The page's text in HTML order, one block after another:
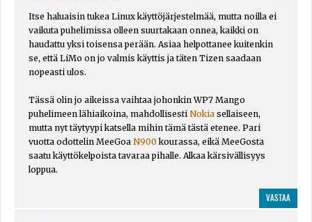
Itse haluaisin tukea Linux käyttöjärjestelmää, mutta noilla ei
vaikuta puhelimissa olleen suurtakaan onnea, kaikki on
haudattu yksi toisensa perään. Asiaa helpottanee kuitenkin
se, että LiMo on jo valmis käyttis ja täten Tizen saadaan
nopeasti ulos.
Tässä olin jo aikeissa vaihtaa johonkin WP7 Mango
puhelimeen lähiaikoina, mahdollisesti Nokia sellaiseen,
mutta nyt täytyypi katsella mihin tämä tästä etenee. Pari
vuotta odottelin MeeGoa N900 kourassa, eikä MeeGosta
saatu käyttökelpoista tavaraa pihalle. Alkaa kärsivällisyys
loppua.
VASTAA